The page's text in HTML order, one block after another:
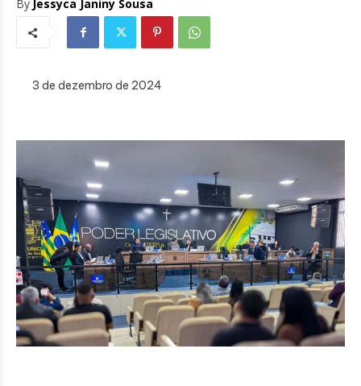
By Jessyca Janiny Sousa
3 de dezembro de 2024